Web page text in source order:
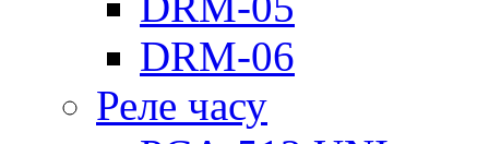
DRM-06
Реле часу